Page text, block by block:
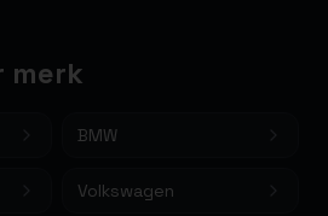
merk
BMW
Volkswagen